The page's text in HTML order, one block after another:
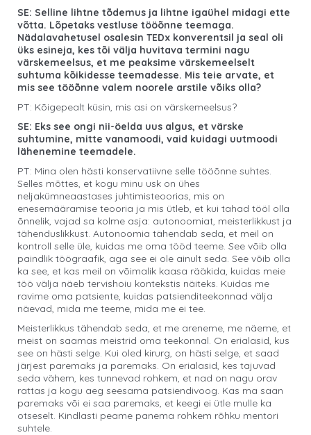
SE: Selline lihtne tõdemus ja lihtne igaühel midagi ette
võtta. Lõpetaks vestluse tööõnne teemaga.
Nädalavahetusel osalesin TEDx konverentsil ja seal oli
üks esineja, kes tõi välja huvitava termini nagu
värskemeelsus, et me peaksime värskemeelselt
suhtuma kõikidesse teemadesse. Mis teie arvate, et
mis see tööõnne valem noorele arstile võiks olla?
PT: Kõigepealt küsin, mis asi on värskemeelsus?
SE: Eks see ongi nii-öelda uus algus, et värske
suhtumine, mitte vanamoodi, vaid kuidagi uutmoodi
lähenemine teemadele.
PT: Mina olen hästi konservatiivne selle tööõnne suhtes.
Selles mõttes, et kogu minu usk on ühes
neljakümneaastases juhtimisteoorias, mis on
enesemääramise teooria ja mis ütleb, et kui tahad tööl olla
õnnelik, vajad sa kolme asja: autonoomiat, meisterlikkust ja
tähenduslikkust. Autonoomia tähendab seda, et meil on
kontroll selle üle, kuidas me oma tööd teeme. See võib olla
paindlik töögraafik, aga see ei ole ainult seda. See võib olla
ka see, et kas meil on võimalik kaasa rääkida, kuidas meie
töö välja näeb tervishoiu kontekstis näiteks. Kuidas me
ravime oma patsiente, kuidas patsienditeekonnad välja
näevad, mida me teeme, mida me ei tee.
Meisterlikkus tähendab seda, et me areneme, me näeme, et
meist on saamas meistrid oma teekonnal. On erialasid, kus
see on hästi selge. Kui oled kirurg, on hästi selge, et saad
järjest paremaks ja paremaks. On erialasid, kes tajuvad
seda vähem, kes tunnevad rohkem, et nad on nagu orav
rattas ja kogu aeg seesama patsiendivoog. Kas ma saan
paremaks või ei saa paremaks, et keegi ei ütle mulle ka
otseselt. Kindlasti peame panema rohkem rõhku mentori
suhtele.